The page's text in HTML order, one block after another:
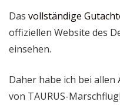
Das vollständige
offiziellen Website des
einsehen.
Daher habe ich bei
von TAURUS-